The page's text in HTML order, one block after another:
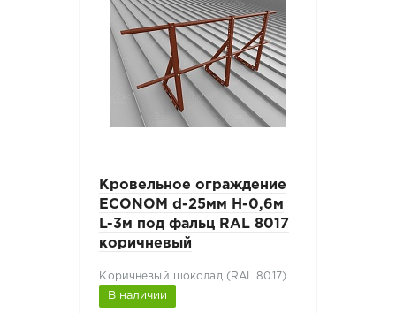
Кровельное ограждение
ECONOM d-25мм H-0,6м
L-3м под фальц RAL 8017
коричневый
Коричневый шоколад (RAL 8017)
В наличии